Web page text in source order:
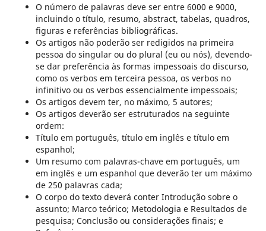
O número de palavras deve ser entre 6000 e 9000,
incluindo o título, resumo, abstract, tabelas, quadros,
figuras e referências bibliográficas.
Os artigos não poderão ser redigidos na primeira
pessoa do singular ou do plural (eu ou nós), devendo-
se dar preferência às formas impessoais do discurso,
como os verbos em terceira pessoa, os verbos no
infinitivo ou os verbos essencialmente impessoais;
Os artigos devem ter, no máximo, 5 autores;
Os artigos deverão ser estruturados na seguinte
ordem:
Título em português, título em inglês e título em
espanhol;
Um resumo com palavras-chave em português, um
em inglês e um espanhol que deverão ter um máximo
de 250 palavras cada;
O corpo do texto deverá conter Introdução sobre o
assunto; Marco teórico; Metodologia e Resultados de
pesquisa; Conclusão ou considerações finais; e